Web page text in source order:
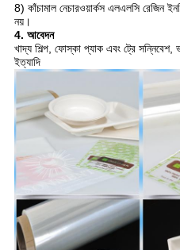
8) কাঁচামাল নেচারওয়ার্কস এলএলসি রেজিন
নয়।
4. আবেদন
খাদ্য শিল্প, ফোস্কা প্যাক এবং ট্রে সন্নিবেশ,
ইত্যাদি